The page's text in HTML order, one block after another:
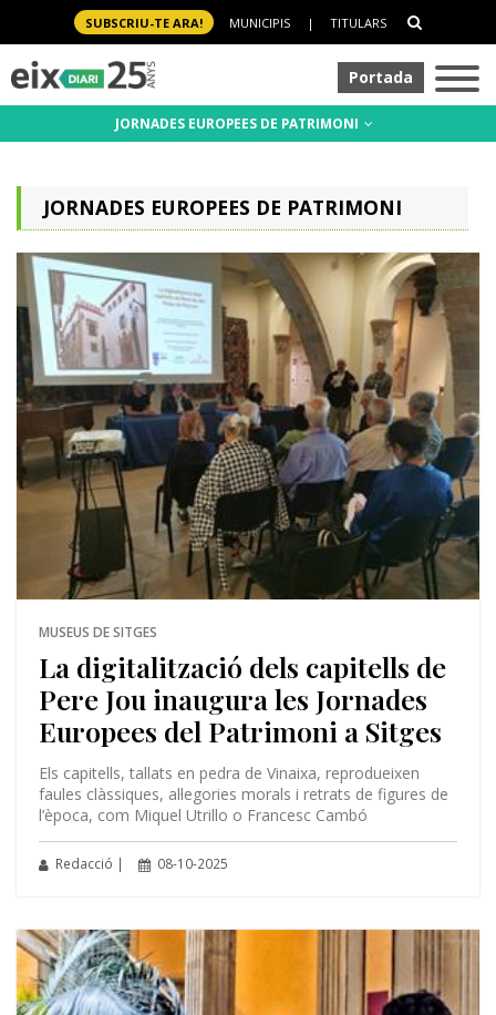
SUBSCRIU-TE ARA! MUNICIPIS | TITULARS
Portada
JORNADES EUROPEES DE PATRIMONI
JORNADES EUROPEES DE PATRIMONI
MUSEUS DE SITGES
La digitalització dels capitells de
Pere Jou inaugura les Jornades
Europees del Patrimoni a Sitges
Els capitells, tallats en pedra de Vinaixa, reprodueixen
faules clàssiques, al·legories morals i retrats de figures de
l’època, com Miquel Utrillo o Francesc Cambó
Redacció | 08-10-2025